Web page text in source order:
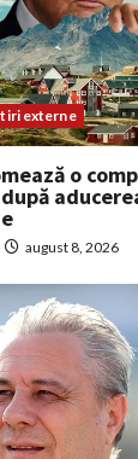
externe
o
august 8, 2026